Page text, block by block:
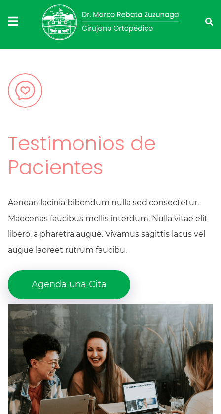
Testimonios de
Pacientes
Aenean lacinia bibendum nulla sed consectetur.
Maecenas faucibus mollis interdum. Nulla vitae elit
libero, a pharetra augue. Vivamus sagittis lacus vel
augue laoreet rutrum faucibu.
Agenda una Cita